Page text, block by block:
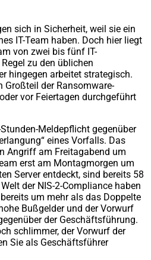
sich in Sicherheit, weil sie ein
IT-Team haben. Doch hier liegt
von zwei bis fünf IT-
zu den üblichen
hingegen arbeitet strategisch.
Großteil der Ransomware-
vor Feiertagen durchgeführt
Meldepflicht gegenüber
eines Vorfalls. Das
Angriff am Freitagabend um
erst am Montagmorgen um
Server entdeckt, sind bereits 58
der NIS-2-Compliance haben
um mehr als das Doppelte
Bußgelder und der Vorwurf
der Geschäftsführung.
schlimmer, der Vorwurf der
Sie als Geschäftsführer